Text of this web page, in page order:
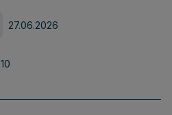
27.06.2026